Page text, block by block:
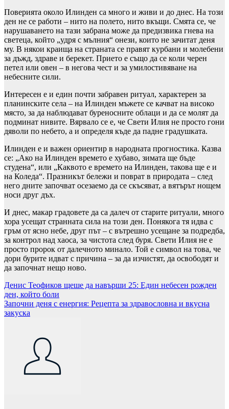
Поверията около Илинден са много и живи и до днес. На този
ден не се работи – нито на полето, нито вкъщи. Смята се, че
нарушаването на тази забрана може да предизвика гнева на
светеца, който „удря с мълния“ онези, които не зачитат деня
му. В някои краища на страната се правят курбани и молебени
за дъжд, здраве и берекет. Прието е също да се коли черен
петел или овен – в негова чест и за умилостивяване на
небесните сили.
Интересен е и един почти забравен ритуал, характерен за
планинските села – на Илинден мъжете се качват на високо
място, за да наблюдават буреносните облаци и да се молят да
подминат нивите. Вярвало се е, че Свети Илия не просто гони
дяволи по небето, а и определя къде да падне градушката.
Илинден е и важен ориентир в народната прогностика. Казва
се: „Ако на Илинден времето е хубаво, зимата ще бъде
студена“, или „Каквото е времето на Илинден, такова ще е и
на Коледа“. Празникът бележи и поврат в природата – след
него дните започват осезаемо да се скъсяват, а вятърът нощем
носи друг дъх.
И днес, макар градовете да са далеч от старите ритуали, много
хора усещат странната сила на този ден. Понякога тя идва с
гръм от ясно небе, друг път – с вътрешно усещане за подредба,
за контрол над хаоса, за чистота след буря. Свети Илия не е
просто пророк от далечното минало. Той е символ на това, че
дори бурите идват с причина – за да изчистят, да освободят и
да започнат нещо ново.
Навигация
Денис Теофиков щеше да навърши 25: Един небесен рожден
ден, който боли
Започни деня с енергия: Рецепта за здравословна и вкусна
закуска